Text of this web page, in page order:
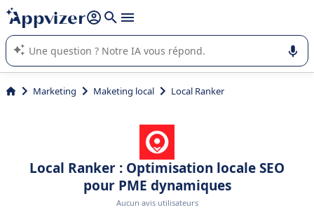
répondre (plusieurs lignes avec
L'IA de Appvizer vous guide dans l'utilisation ou la sélection de
logiciel SaaS en entreprise.
Marketing Maketing local Local Ranker
Local Ranker : Optimisation locale SEO
pour PME dynamiques
Aucun avis utilisateurs